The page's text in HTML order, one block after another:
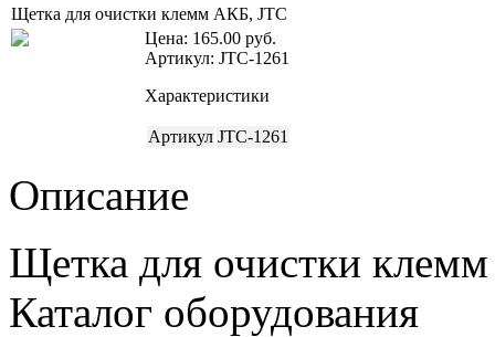
Щетка для очистки клемм АКБ, JTC
Цена: 165.00 руб.
Артикул: JTC-1261
Характеристики
Артикул JTC-1261
Описание
Щетка для очистки
Каталог оборудования